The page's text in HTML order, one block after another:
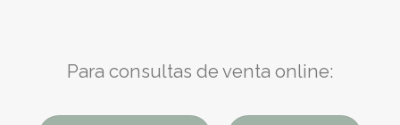
Para consultas de venta online: